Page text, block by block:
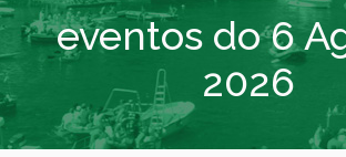
eventos do 6
2026